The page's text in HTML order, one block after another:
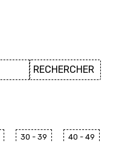
30 - 39 40 - 49